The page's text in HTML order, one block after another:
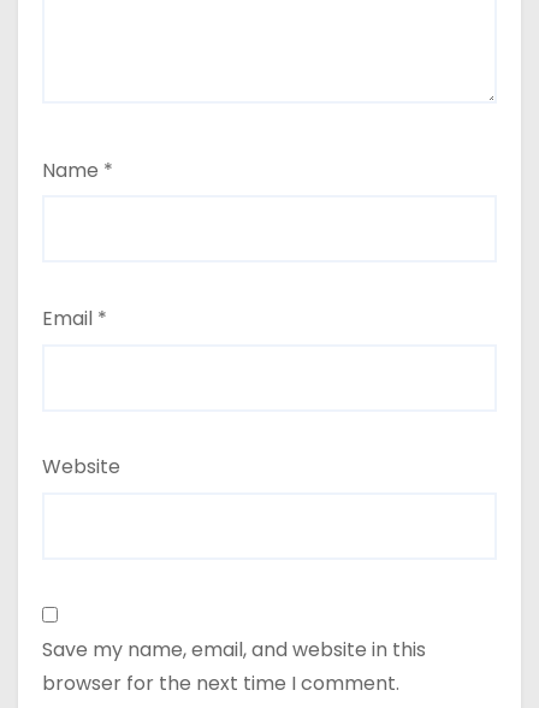
Name *
Email *
Website
Save my name, email, and website in this
browser for the next time I comment.